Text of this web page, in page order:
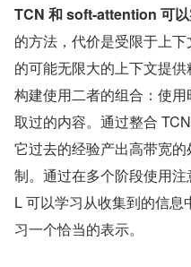
TCN 和 soft-attention 可
的方法，代价是受限于上
的可能无限大的上下文提
构建使用二者的组合：使
取过的内容。通过整合
它过去的经验产出高带宽
制。通过在多个阶段使用
L 可以学习从收集到的信
习一个恰当的表示。